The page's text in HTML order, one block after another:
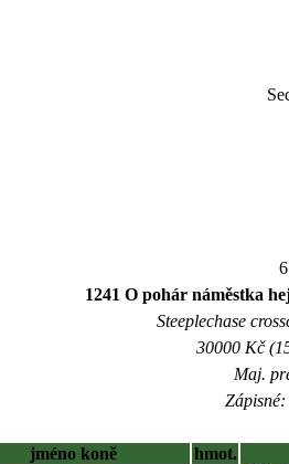
1241 O pohár náměstka
Steeplechase
30000 Kč
Maj.
jméno koně
hmot.